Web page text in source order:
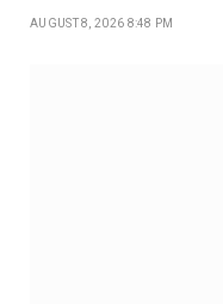
AUGUST 8, 2026 8:48 PM